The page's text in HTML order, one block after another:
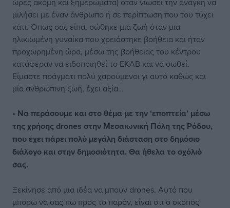
μιλήσει με έναν άνθρωπο ή σε περίπτωση που του τύχει
κάτι. Όπως σας είπα, σώθηκε μια ζωή όταν μια
ηλικιωμένη γυναίκα που χρειάστηκε βοήθεια και ήταν
προχωρημένη ώρα, μέσω της βοήθειας του κέντρου
κατάφεραν να ειδοποιηθεί το ΕΚΑΒ και να σωθεί.
Είμαστε πράγματι πολύ χαρούμενοι γι αυτό καθώς και
μία ανθρώπινη ζωή, έχει αξία…
• Να περάσουμε και στο θέμα με την ‘εποπτεία’ μέσω
της χρήσης drones στην Μεσαιωνική Πόλη της Ρόδου,
που έχει πάρει πολύ μεγάλη διάσταση στο δημόσιο
διάλογο και στην δημοσιότητα. Θα ήθελα το σχόλιό
σας.
Ξεκίνησε από μια ιδέα να μπουν drones. Αυτό που
μπορώ να σας πω προς το παρόν, είναι ότι ο σκοπός